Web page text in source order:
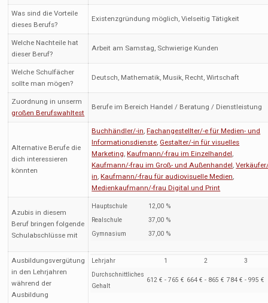
Was sind die Vorteile
dieses Berufs?
Existenzgründung möglich, Vielseitig Tätigkeit
Welche Nachteile hat
dieser Beruf?
Arbeit am Samstag, Schwierige Kunden
Welche Schulfächer
sollte man mögen?
Deutsch, Mathematik, Musik, Recht, Wirtschaft
Zuordnung in unserm
großen Berufswahltest
Berufe im Bereich Handel / Beratung / Dienstleistung
Alternative Berufe die
dich interessieren
könnten
Buchhändler/-in,Fachangestellter/-e für Medien- und
Informationsdienste, Gestalter/-in für visuelles
Marketing,Kaufmann/-frau im Einzelhandel,
Kaufmann/-frau im Groß- und Außenhandel,
in,Kaufmann/-frau für audiovisuelle Medien,
Medienkaufmann/-frau Digital und Print
Azubis in diesem
Beruf bringen folgende
Schulabschlüsse mit
Hauptschule
12,00 %
Realschule
37,00 %
Gymnasium
37,00 %
Ausbildungsvergütung
in den Lehrjahren
während der
Ausbildung
Lehrjahr 1 2 3
Durchschnittliches
Gehalt
612 € - 765 € 664 € - 865 € 784 € - 995 €